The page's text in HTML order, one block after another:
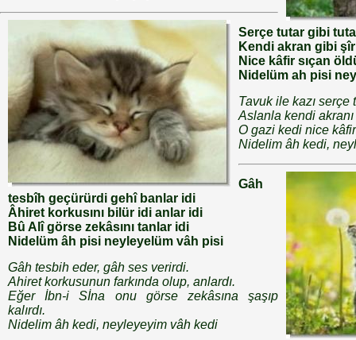
Serçe tutar gibi
Kendi akran gibi
Nice kâfir sıçan
Nidelüm ah pisi
Tavuk ile kazı serçe
Aslanla kendi
O gazi kedi nice
Nidelim âh kedi,
Gâh
tesbîh geçürürdi gehî banlar idi
Âhiret korkusını bilür idi anlar idi
Bû Alî görse zekâsını tanlar idi
Nidelüm âh pisi neyleyelüm vâh pisi
Gâh tesbih eder, gâh ses verirdi.
Ahiret korkusunun farkında olup, anlardı.
Eğer İbn-i Sİna onu görse zekâsına şaşıp
kalırdı.
Nidelim âh kedi, neyleyeyim vâh kedi